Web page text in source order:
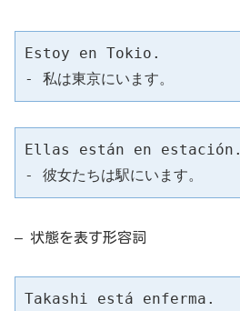
Estoy en Tokio.
- 私は東京にいます。
Ellas están en estación.
- 彼女たちは駅にいます。
– 状態を表す形容詞
Takashi está enferma.